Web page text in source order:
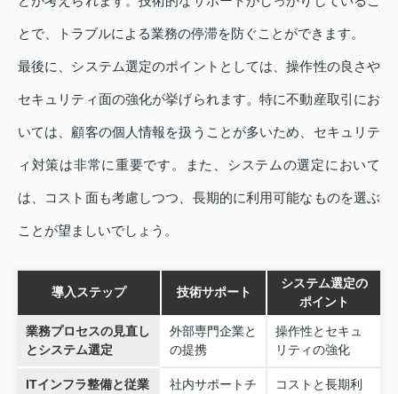
とで、トラブルによる業務の停滞を防ぐことができます。
最後に、システム選定のポイントとしては、操作性の良さや
セキュリティ面の強化が挙げられます。特に不動産取引にお
いては、顧客の個人情報を扱うことが多いため、セキュリテ
ィ対策は非常に重要です。また、システムの選定において
は、コスト面も考慮しつつ、長期的に利用可能なものを選ぶ
ことが望ましいでしょう。
導入ステップ 技術サポート
システム選定の
ポイント
業務プロセスの見直し
とシステム選定
外部専門企業と
の提携
操作性とセキュ
リティの強化
ITインフラ整備と従業
社内サポートチ
コストと長期利